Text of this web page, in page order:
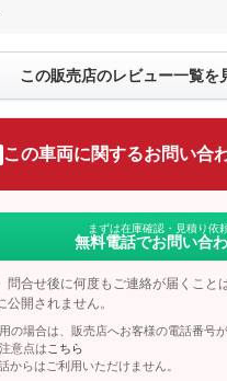
この販売店のレビュー一覧を
この車両に関するお問い合
まずは在庫確認・見積り依
無料電話でお問い合
問合せ後に何度もご連絡が届くこと
公開されません。
の場合は、販売店へお客様の電話番号
意点は こちら
からはご利用いただけません。